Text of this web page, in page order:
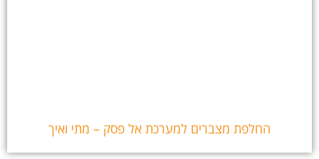
החלפת מצברים למערכת אל פסק – מתי ואיך